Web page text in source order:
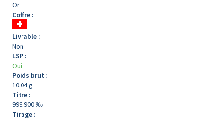
Or
Coffre :
Livrable :
Non
LSP :
Oui
Poids brut :
10.04 g
Titre :
999.900 ‰
Tirage :